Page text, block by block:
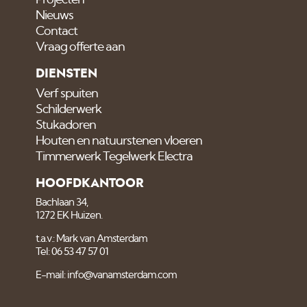
Nieuws
Contact
Vraag offerte aan
DIENSTEN
Verf spuiten
Schilderwerk
Stukadoren
Houten en natuurstenen vloeren
Timmerwerk Tegelwerk Electra
HOOFDKANTOOR
Bachlaan 34,
1272 EK Huizen.
t.a.v.: Mark van Amsterdam
Tel: 06 53 47 57 01
E-mail: info@vanamsterdam.com